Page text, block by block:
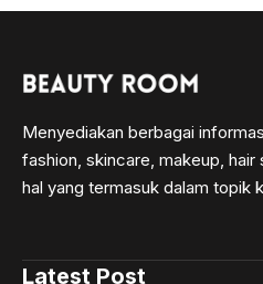
Menyediakan berbagai
fashion, skincare, makeup, hair
hal yang termasuk dalam topik
Latest Post